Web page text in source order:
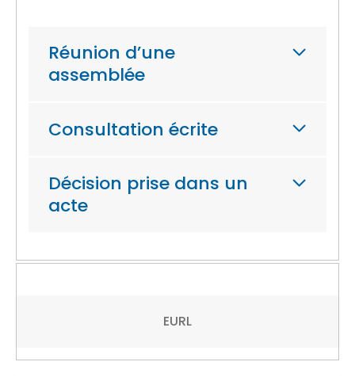
Réunion d’une
assemblée
Consultation écrite
Décision prise dans un
acte
EURL